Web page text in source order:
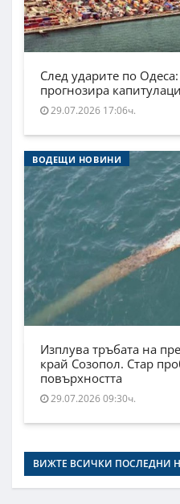
След ударите по
прогнозира
29.07.2026 17:06ч.
ВОДЕЩИ НОВИНИ
Изплува тръбата на
край Созопол. Стар
повърхността
29.07.2026 09:30ч.
ВИЖТЕ ВСИЧКИ ПОСЛЕДНИ